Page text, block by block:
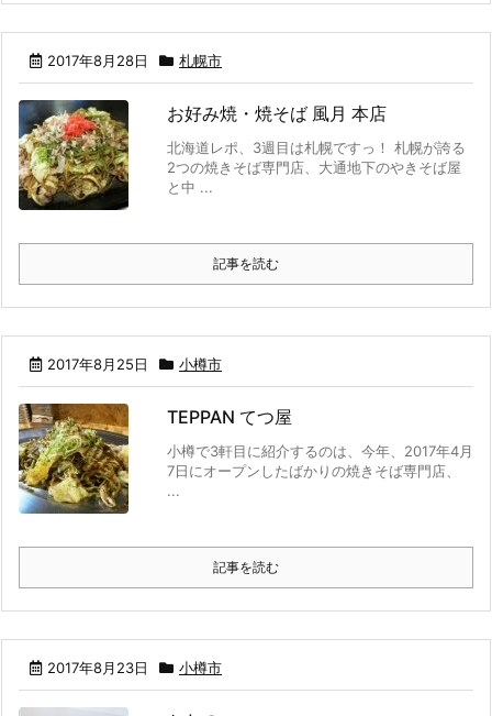
2017年8月28日 札幌市
お好み焼・焼そば 風月 本店
北海道レポ、3週目は札幌ですっ！ 札幌が誇る
2つの焼きそば専門店、大通地下のやきそば屋
と中 ...
記事を読む
2017年8月25日 小樽市
TEPPAN てつ屋
小樽で3軒目に紹介するのは、今年、2017年4月
7日にオープンしたばかりの焼きそば専門店、
...
記事を読む
2017年8月23日 小樽市